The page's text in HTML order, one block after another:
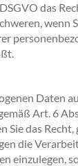
das
wenn
Daten
Art. 6
Sie das Recht,
die
einzulegen,